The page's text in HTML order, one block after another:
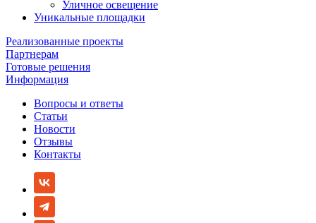
Уличное освещение
Уникальные площадки
Реализованные проекты
Партнерам
Готовые решения
Информация
Вопросы и ответы
Статьи
Новости
Отзывы
Контакты